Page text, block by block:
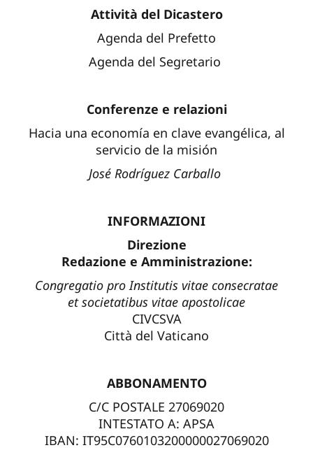
Attività del Dicastero
Agenda del Prefetto
Agenda del Segretario
Conferenze e relazioni
Hacia una economía en clave evangélica, al
servicio de la misión
José Rodríguez Carballo
INFORMAZIONI
Direzione
Redazione e Amministrazione:
Congregatio pro Institutis vitae consecratae
et societatibus vitae apostolicae
CIVCSVA
Città del Vaticano
ABBONAMENTO
C/C POSTALE 27069020
INTESTATO A: APSA
IBAN: IT95C0760103200000027069020